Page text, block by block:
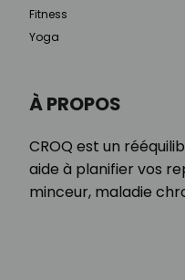
À PROPOS
CROQ est un
aide à planifier vos
minceur, maladie
Fitness
Yoga